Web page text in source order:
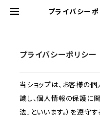
プライバシー
プライバシーポリシー
当ショップは、お客様の
識し、個人情報の保護に
法」といいます。）を遵守